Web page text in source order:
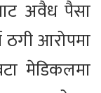
अवैध पैसा
ठगी आरोपमा
मेडिकलमा